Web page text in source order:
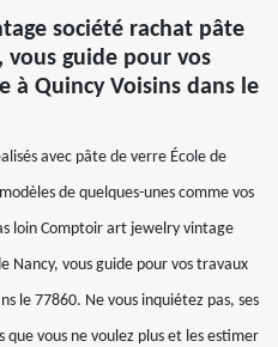
société rachat pâte
vous guide pour vos
à Quincy Voisins dans le
avec pâte de verre École de
de quelques-unes comme vos
loin Comptoir art jewelry vintage
Nancy, vous guide pour vos travaux
le 77860. Ne vous inquiétez pas, ses
vous ne voulez plus et les estimer